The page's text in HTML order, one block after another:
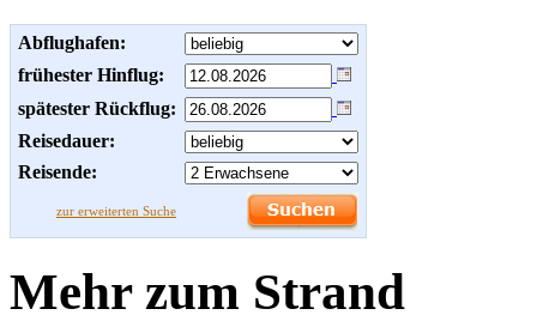
Abflughafen:
frühester Hinflug:
spätester Rückflug:
Reisedauer:
Reisende:
zur erweiterten Suche
Mehr zum Strand